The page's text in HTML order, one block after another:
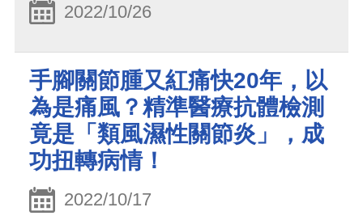
2022/10/26
手腳關節腫又紅痛快20年，以
為是痛風？精準醫療抗體檢測
竟是「類風濕性關節炎」，成
功扭轉病情！
2022/10/17